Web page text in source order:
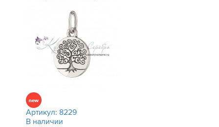
Артикул: 8229
В наличии